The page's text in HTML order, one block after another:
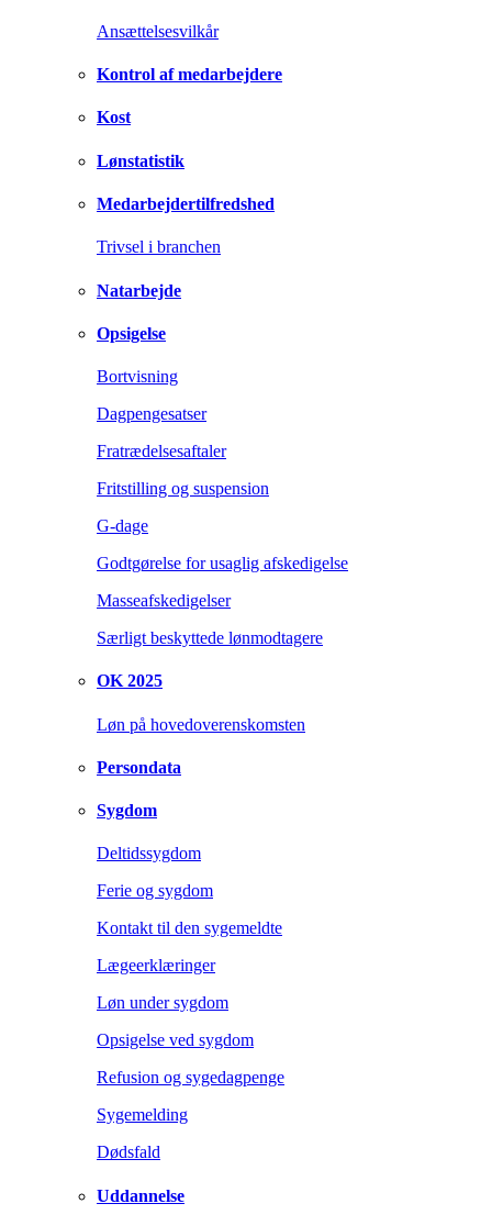
Ansættelsesvilkår
Kontrol af medarbejdere
Kost
Lønstatistik
Medarbejdertilfredshed
Trivsel i branchen
Natarbejde
Opsigelse
Bortvisning
Dagpengesatser
Fratrædelsesaftaler
Fritstilling og suspension
G-dage
Godtgørelse for usaglig afskedigelse
Masseafskedigelser
Særligt beskyttede lønmodtagere
OK 2025
Løn på hovedoverenskomsten
Persondata
Sygdom
Deltidssygdom
Ferie og sygdom
Kontakt til den sygemeldte
Lægeerklæringer
Løn under sygdom
Opsigelse ved sygdom
Refusion og sygedagpenge
Sygemelding
Dødsfald
Uddannelse